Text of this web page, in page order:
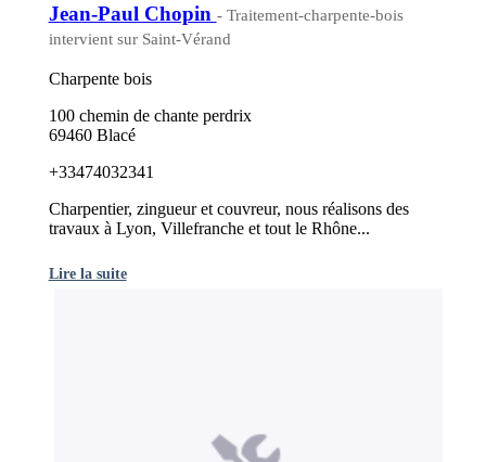
Jean-Paul Chopin - Traitement-charpente-bois
intervient sur Saint-Vérand
Charpente bois
100 chemin de chante perdrix
69460 Blacé
+33474032341
Charpentier, zingueur et couvreur, nous réalisons des
travaux à Lyon, Villefranche et tout le Rhône...
Lire la suite